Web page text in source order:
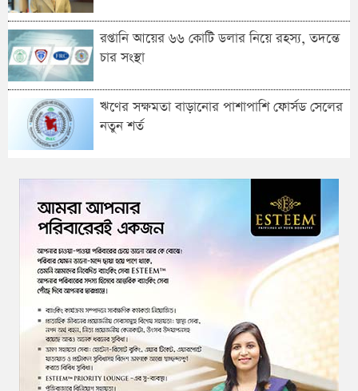
রপ্তানি আয়ের ৬৬ কোটি ডলার নিয়ে রহস্য, তদন্তে
চার সংস্থা
ঋণের সক্ষমতা বাড়ানোর পাশাপাশি ফোর্সড সেলের
নতুন শর্ত